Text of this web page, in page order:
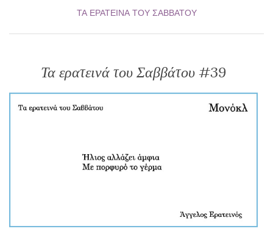
ΤΑ ΕΡΑΤΕΙΝΆ ΤΟΥ ΣΑΒΒΆΤΟΥ
Τα ερατεινά του Σαββάτου #39